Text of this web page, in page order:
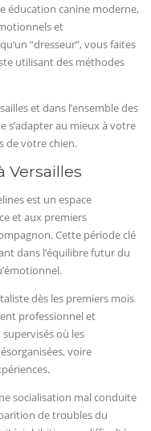
éducation canine moderne,
et
“dresseur”, vous faites
utilisant des méthodes
et dans l’ensemble des
s’adapter au mieux à votre
de votre chien.
Versailles
est un espace
et aux premiers
Cette période clé
dans l’équilibre futur du
dès les premiers mois
professionnel et
où les
voire
socialisation mal conduite
de troubles du